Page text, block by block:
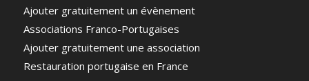
Ajouter gratuitement un évènement
Associations Franco-Portugaises
Ajouter gratuitement une association
Restauration portugaise en France